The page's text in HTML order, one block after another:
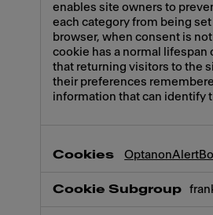
enables site owners to
each category from being
browser, when consent is
cookie has a normal lifespan
that returning visitors to the
their preferences
information that can identify